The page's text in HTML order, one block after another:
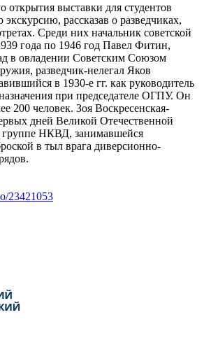
открытия выставки для студентов
рассказав о разведчиках,
Среди них начальник советской
года по 1946 год Павел Фитин,
в овладении Советским Союзом
разведчик-нелегал Яков
в 1930-е гг. как руководитель
при председателе ОГПУ. Он
200 человек. Зоя Воскресенская-
дней Великой Отечественной
НКВД, занимавшейся
в тыл врага диверсионно-
23421053